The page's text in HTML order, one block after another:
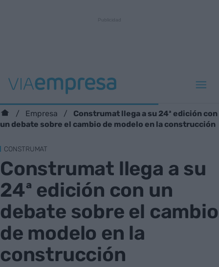
Empresa
Construmat llega a su 24ª edición con
un debate sobre el cambio de modelo en la construcción
CONSTRUMAT
Construmat llega a su
24ª edición con un
debate sobre el cambio
de modelo en la
construcción